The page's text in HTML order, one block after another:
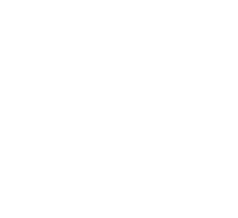
Star Yang Jadi Penanggung Jawab
Kapten Yang Poster Bountynya